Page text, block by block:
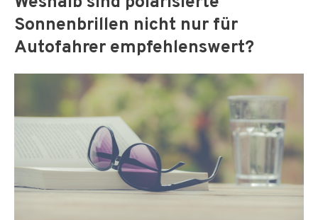
Sonnenbrillen nicht nur für
Autofahrer empfehlenswert?